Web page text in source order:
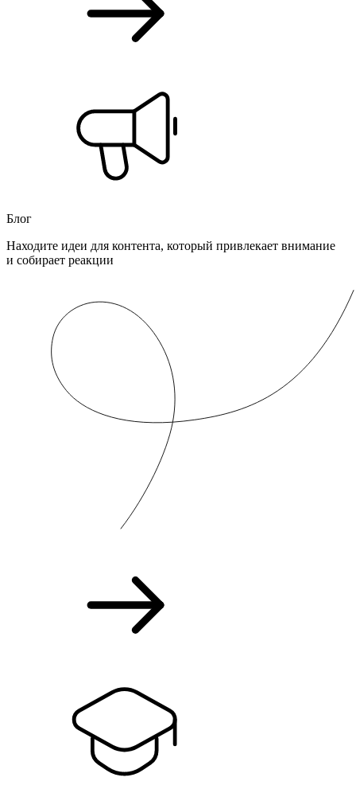
Блог
Находите идеи для контента, который привлекает внимание
и собирает реакции